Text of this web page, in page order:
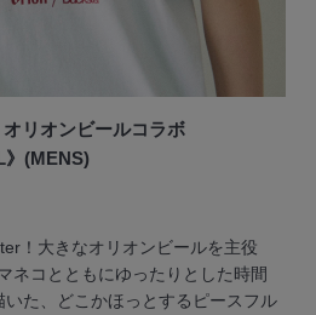
リオンビールコラボ
》(MENS)
！大きなオリオンビールを主役
ネコとともにゆったりとした時間
いた、どこかほっとするピースフル